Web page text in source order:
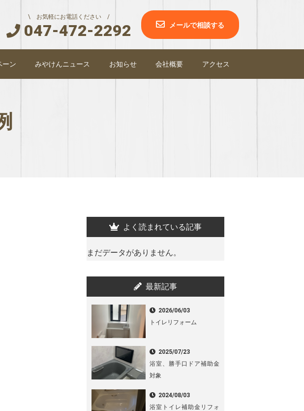
\ お気軽にお電話ください /
047-472-2292 メールで相談する
ーン みやけんニュース お知らせ 会社概要 アクセス
よく読まれている記事
まだデータがありません。
最新記事
2026/06/03
トイレリフォーム
2025/07/23
浴室、勝手口ドア補助金
対象
2024/08/03
浴室トイレ補助金リフォ